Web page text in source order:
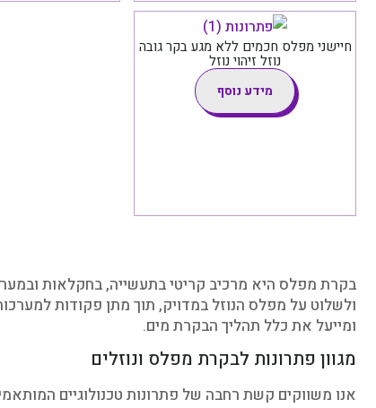
חיישני מפלס חכמים ללא מגע בקר גובה
נוזל זיהוי נוזל
מידע נוסף
בקרת מפלס היא מרכיב קריטי בתעשייה, בחקלאות
ולשלוט על מפלס הנוזל במדויק, תוך מתן פקודות
ומייעל את כלל תהליך הבקרת מים.
מגוון פתרונות לבקרת מפלס ונוזלים
אנו משווקים קשת רחבה של פתרונות טכנולוגיים